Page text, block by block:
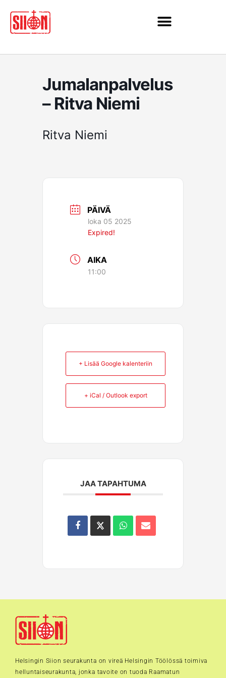
sisältöön
Jumalanpalvelus
– Ritva Niemi
Ritva Niemi
PÄIVÄ
loka 05 2025
Expired!
AIKA
11:00
+ Lisää Google kalenteriin
+ iCal / Outlook export
JAA TAPAHTUMA
Helsingin Siion seurakunta on vireä Helsingin Töölössä toimiva
helluntaiseurakunta, jonka tavoite on tuoda Raamatun